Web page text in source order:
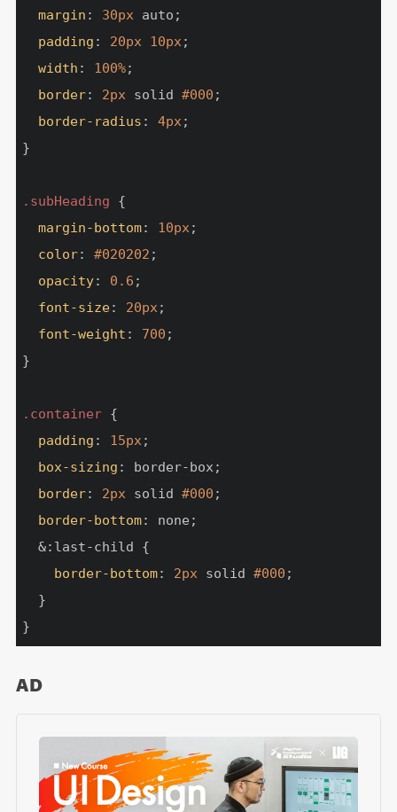
margin : 30px auto;
padding : 20px 10px;
width : 100%;
border: 2px solid #000 ;
border-radius : 4px;
}
.subHeading {
margin-bottom: 10px;
color: #020202 ;
opacity: 0.6 ;
font-size: 20px;
font-weight : 700 ;
}
.container {
padding : 15px;
box-sizing : border-box;
border: 2px solid #000 ;
border-bottom: none;
  &:last-child {
border-bottom: 2px solid #000 ;
}
AD